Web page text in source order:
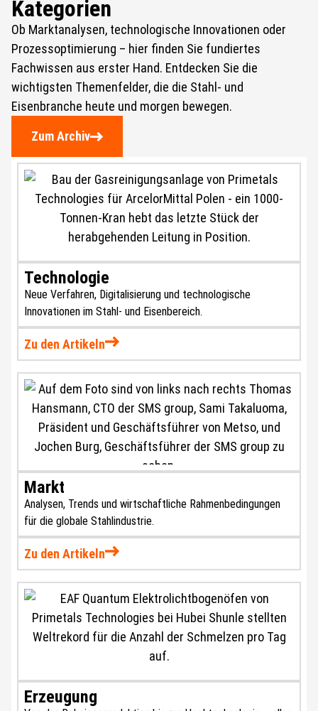
Kategorien
Ob Marktanalysen, technologische Innovationen oder
Prozessoptimierung – hier finden Sie fundiertes
Fachwissen aus erster Hand. Entdecken Sie die
wichtigsten Themenfelder, die die Stahl- und
Eisenbranche heute und morgen bewegen.
Zum Archiv
Technologie
Neue Verfahren, Digitalisierung und technologische
Innovationen im Stahl- und Eisenbereich.
Zu den Artikeln
Markt
Analysen, Trends und wirtschaftliche Rahmenbedingungen
für die globale Stahlindustrie.
Zu den Artikeln
Erzeugung